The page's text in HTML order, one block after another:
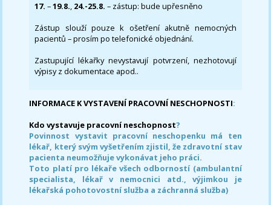
17. –19.8., 24.-25.8. – zástup: bude upřesněno
Zástup slouží pouze k ošetření akutně nemocných
pacientů – prosím po telefonické objednání.
Zastupující lékařky nevystavují potvrzení, nezhotovují
výpisy z dokumentace apod..
INFORMACE K VYSTAVENÍ PRACOVNÍ NESCHOPNOSTI:
Kdo vystavuje pracovní neschopnost?
Povinnost vystavit pracovní neschopenku má ten
lékař, který svým vyšetřením zjistil, že zdravotní stav
pacienta neumožňuje vykonávat jeho práci.
Toto platí pro lékaře všech odborností (ambulantní
specialista, lékař v nemocnici atd., výjimkou je
lékařská pohotovostní služba a záchranná služba)